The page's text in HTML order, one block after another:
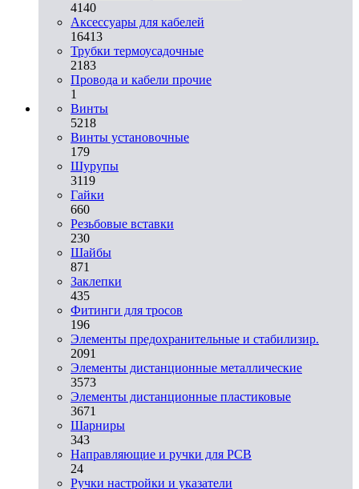
4140
Аксессуары для кабелей
16413
Трубки термоусадочные
2183
Провода и кабели прочие
1
Винты
5218
Винты установочные
179
Шурупы
3119
Гайки
660
Резьбовые вставки
230
Шайбы
871
Заклепки
435
Фитинги для тросов
196
Элементы предохранительные и стабилизир.
2091
Элементы дистанционные металлические
3573
Элементы дистанционные пластиковые
3671
Шарниры
343
Направляющие и ручки для PCB
24
Ручки настройки и указатели